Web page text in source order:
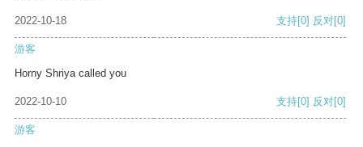
2022-10-18 支持[0] 反对[0]
游客
Horny Shriya called you
2022-10-10 支持[0] 反对[0]
游客